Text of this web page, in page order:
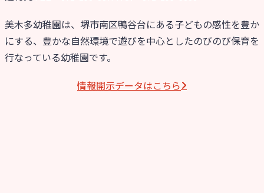
美木多幼稚園は、堺市南区鴨谷台にある子どもの感性を豊か
にする、豊かな自然環境で遊びを中心としたのびのび保育を
行なっている幼稚園です。
情報開⽰データはこちら